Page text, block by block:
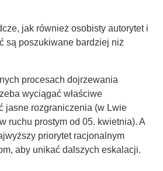
jak również osobisty autorytet i
są poszukiwane bardziej niż
procesach dojrzewania
wyciągać właściwe
jasne rozgraniczenia (w Lwie
ruchu prostym od 05. kwietnia). A
priorytet racjonalnym
aby unikać dalszych eskalacji.